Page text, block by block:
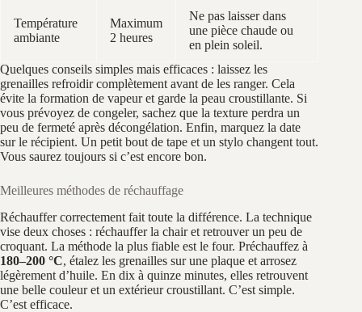
Température
ambiante
Maximum
2 heures
Ne pas laisser dans
une pièce chaude ou
en plein soleil.
Quelques conseils simples mais efficaces : laissez les
grenailles refroidir complètement avant de les ranger. Cela
évite la formation de vapeur et garde la peau croustillante. Si
vous prévoyez de congeler, sachez que la texture perdra un
peu de fermeté après décongélation. Enfin, marquez la date
sur le récipient. Un petit bout de tape et un stylo changent tout.
Vous saurez toujours si c’est encore bon.
Meilleures méthodes de réchauffage
Réchauffer correctement fait toute la différence. La technique
vise deux choses : réchauffer la chair et retrouver un peu de
croquant. La méthode la plus fiable est le four. Préchauffez à
180–200 °C, étalez les grenailles sur une plaque et arrosez
légèrement d’huile. En dix à quinze minutes, elles retrouvent
une belle couleur et un extérieur croustillant. C’est simple.
C’est efficace.